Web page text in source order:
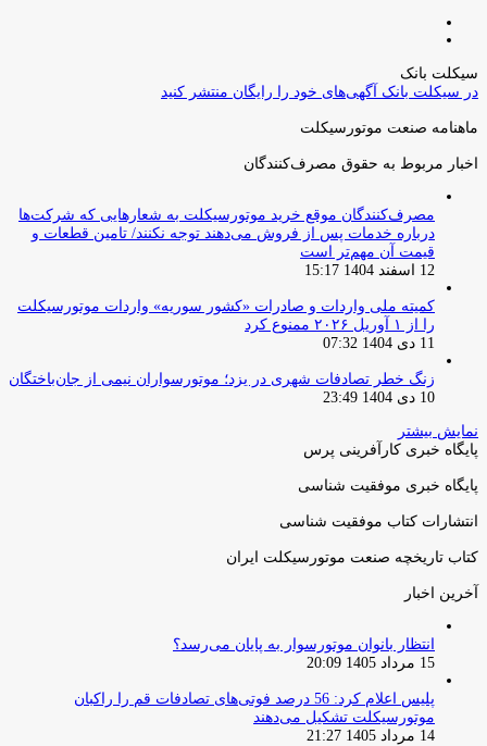
سیکلت بانک
در سیکلت بانک آگهی‌های خود را رایگان منتشر کنید
ماهنامه صنعت موتورسیکلت
اخبار مربوط به حقوق مصرف‌کنندگان
مصرف‌کنندگان موقع خرید موتورسیکلت به شعارهایی که شرکت‌ها
درباره خدمات پس از فروش می‌دهند توجه نکنند/ تامین قطعات و
قیمت آن مهم‌تر است
12 اسفند 1404 15:17
کمیته ملی واردات و صادرات «کشور سوریه» واردات موتورسیکلت
را از ۱ آوریل ۲۰۲۶ ممنوع کرد
11 دی 1404 07:32
زنگ خطر تصادفات شهری در یزد؛ موتورسواران نیمی از جان‌باختگان
10 دی 1404 23:49
نمایش بیشتر
پایگاه خبری کارآفرینی پرس
پایگاه خبری موفقیت شناسی
انتشارات کتاب موفقیت شناسی
کتاب تاریخچه صنعت موتورسیکلت ایران
آخرین اخبار
انتظار بانوان موتورسوار به پایان می‌رسد؟
15 مرداد 1405 20:09
پلیس اعلام کرد: 56 درصد فوتی‌های تصادفات قم را راکبان
موتورسیکلت تشکیل می‌دهند
14 مرداد 1405 21:27